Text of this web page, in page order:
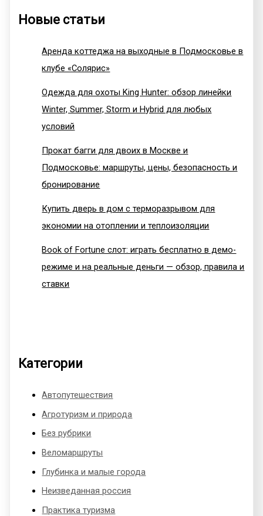
Новые статьи
Аренда коттеджа на выходные в Подмосковье в
клубе «Солярис»
Одежда для охоты King Hunter: обзор линейки
Winter, Summer, Storm и Hybrid для любых
условий
Прокат багги для двоих в Москве и
Подмосковье: маршруты, цены, безопасность и
бронирование
Купить дверь в дом с терморазрывом для
экономии на отоплении и теплоизоляции
Book of Fortune слот: играть бесплатно в демо-
режиме и на реальные деньги — обзор, правила и
ставки
Категории
Автопутешествия
Агротуризм и природа
Без рубрики
Веломаршруты
Глубинка и малые города
Неизведанная россия
Практика туризма